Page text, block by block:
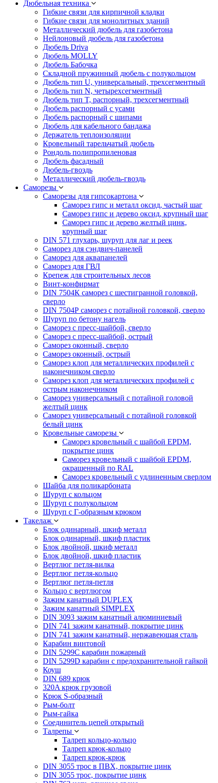
Дюбельная техника
Гибкие связи для кирпичной кладки
Гибкие связи для монолитных зданий
Металлический дюбель для газобетона
Нейлоновый дюбель для газобетона
Дюбель Driva
Дюбель MOLLY
Дюбель Бабочка
Складной пружинный дюбель с полукольцом
Дюбель тип U, универсальный, трехсегментный
Дюбель тип N, четырехсегментный
Дюбель тип T, распорный, трехсегментный
Дюбель распорный с усами
Дюбель распорный с шипами
Дюбель для кабельного бандажа
Держатель теплоизоляции
Кровельный тарельчатый дюбель
Рондоль полипропиленовая
Дюбель фасадный
Дюбель-гвоздь
Металлический дюбель-гвоздь
Саморезы
Саморезы для гипсокартона
Саморез гипс и металл оксид, частый шаг
Саморез гипс и дерево оксид, крупный шаг
Саморез гипс и дерево желтый цинк,
крупный шаг
DIN 571 глухарь, шуруп для лаг и реек
Саморез для сэндвич-панелей
Саморез для аквапанелей
Саморез для ГВЛ
Крепеж для строительных лесов
Винт-конфирмат
DIN 7504К саморез с шестигранной головкой,
сверло
DIN 7504Р саморез с потайной головкой, сверло
Шуруп по бетону нагель
Саморез с пресс-шайбой, сверло
Саморез с пресс-шайбой, острый
Саморез оконный, сверло
Саморез оконный, острый
Саморез клоп для металлических профилей с
наконечником сверло
Саморез клоп для металлических профилей с
острым наконечником
Саморез универсальный с потайной головой
желтый цинк
Саморез универсальный с потайной головкой
белый цинк
Кровельные саморезы
Саморез кровельный с шайбой EPDM,
покрытие цинк
Саморез кровельный с шайбой EPDM,
окрашенный по RAL
Саморез кровельный с удлиненным сверлом
Шайба для поликарбоната
Шуруп с кольцом
Шуруп с полукольцом
Шуруп с Г-образным крюком
Такелаж
Блок одинарный, шкиф металл
Блок одинарный, шкиф пластик
Блок двойной, шкиф металл
Блок двойной, шкиф пластик
Вертлюг петля-вилка
Вертлюг петля-кольцо
Вертлюг петля-петля
Кольцо с вертлюгом
Зажим канатный DUPLEX
Зажим канатный SIMPLEX
DIN 3093 зажим канатный алюминиевый
DIN 741 зажим канатный, покрытие цинк
DIN 741 зажим канатный, нержавеющая сталь
Карабин винтовой
DIN 5299C карабин пожарный
DIN 5299D карабин с предохранительной гайкой
Коуш
DIN 689 крюк
320A крюк грузовой
Крюк S-образный
Рым-болт
Рым-гайка
Соединитель цепей открытый
Талрепы
Талреп кольцо-кольцо
Талреп крюк-кольцо
Талреп крюк-крюк
DIN 3055 трос в ПВХ, покрытие цинк
DIN 3055 трос, покрытие цинк